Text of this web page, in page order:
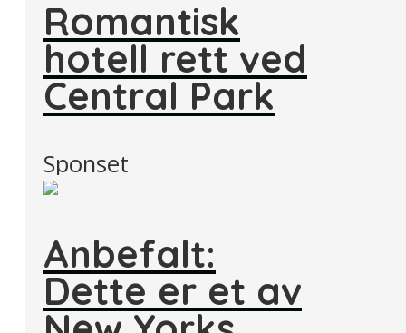
Romantisk
hotell rett ved
Central Park
Sponset
Anbefalt:
Dette er et av